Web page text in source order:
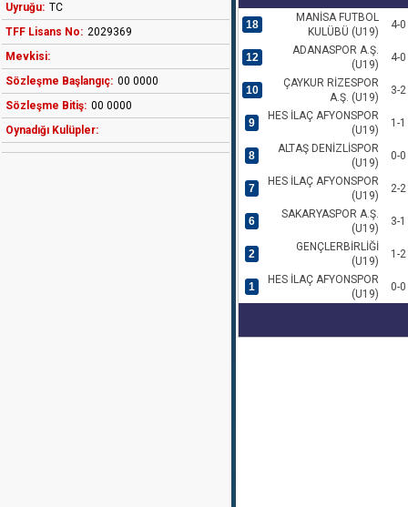
Uyruğu: TC
TFF Lisans No: 2029369
Mevkisi:
Sözleşme Başlangıç: 00 0000
Sözleşme Bitiş: 00 0000
Oynadığı Kulüpler:
18
MANİSA FUTBOL
KULÜBÜ (U19)
4-0
12
ADANASPOR A.Ş.
(U19)
4-0
10
ÇAYKUR RİZESPOR
A.Ş. (U19)
3-2
9
HES İLAÇ AFYONSPOR
(U19)
1-1
8
ALTAŞ DENİZLİSPOR
(U19)
0-0
7
HES İLAÇ AFYONSPOR
(U19)
2-2
6
SAKARYASPOR A.Ş.
(U19)
3-1
2
GENÇLERBİRLİĞİ
(U19)
1-2
1
HES İLAÇ AFYONSPOR
(U19)
0-0